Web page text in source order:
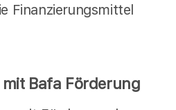
Finanzierungsmittel
Bafa Förderung